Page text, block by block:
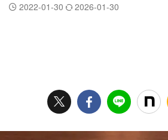
2022-01-30 2026-01-30